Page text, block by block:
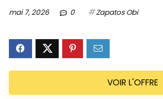
mai 7, 2026 0 Zapatos Obi
VOIR L'OFFRE